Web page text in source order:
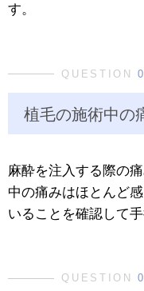
す。
QUESTION
植毛の施術中の
麻酔を注入する際の
中の痛みはほとんど
いることを確認して
QUESTION